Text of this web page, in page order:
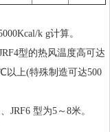
k g计算。
型的热风温度高可达
以上(特殊制造可达500
JRF6 型为5～8米。